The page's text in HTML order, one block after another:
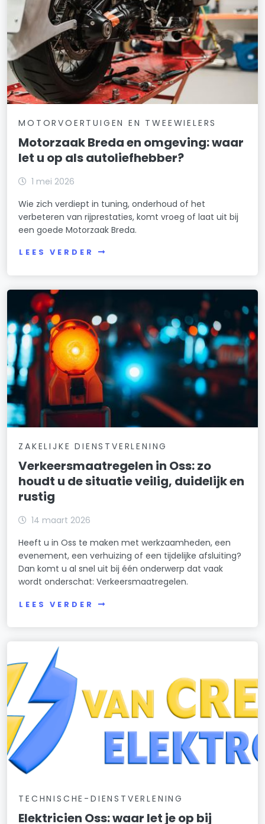
MOTORVOERTUIGEN EN TWEEWIELERS
Motorzaak Breda en omgeving: waar
let u op als autoliefhebber?
1 mei 2026
Wie zich verdiept in tuning, onderhoud of het
verbeteren van rijprestaties, komt vroeg of laat uit bij
een goede Motorzaak Breda.
LEES VERDER
ZAKELIJKE DIENSTVERLENING
Verkeersmaatregelen in Oss: zo
houdt u de situatie veilig, duidelijk en
rustig
14 maart 2026
Heeft u in Oss te maken met werkzaamheden, een
evenement, een verhuizing of een tijdelijke afsluiting?
Dan komt u al snel uit bij één onderwerp dat vaak
wordt onderschat: Verkeersmaatregelen.
LEES VERDER
TECHNISCHE-DIENSTVERLENING
Elektricien Oss: waar let je op bij